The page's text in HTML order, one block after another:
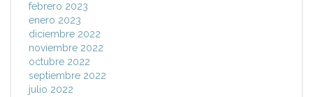
febrero 2023
enero 2023
diciembre 2022
noviembre 2022
octubre 2022
septiembre 2022
julio 2022